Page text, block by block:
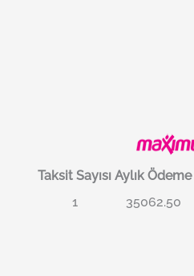
Taksit Sayısı Aylık Ödeme
1
35062.50